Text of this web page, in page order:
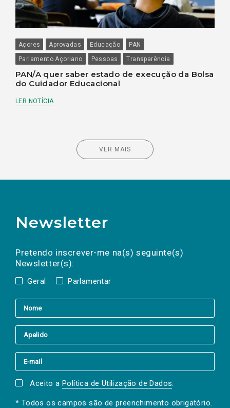
Açores Aprovadas Educação
PAN
Parlamento Açoriano
Pessoas Transparência
PAN/A quer saber estado de execução da Bolsa
do Cuidador Educacional
LER NOTÍCIA
VER MAIS
Newsletter
Pretendo inscrever-me na(s) seguinte(s)
Newsletter(s):
Geral Parlamentar
a(s) newsletter(s).
mail
Aceito a Política de Utilização de Dados.
* Todos os campos são de preenchimento obrigatório.